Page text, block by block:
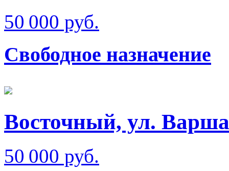
50 000 руб.
Свободное назначение
Восточный, ул.
50 000 руб.